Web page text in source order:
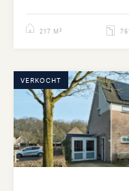
217 M²
VERKOCHT